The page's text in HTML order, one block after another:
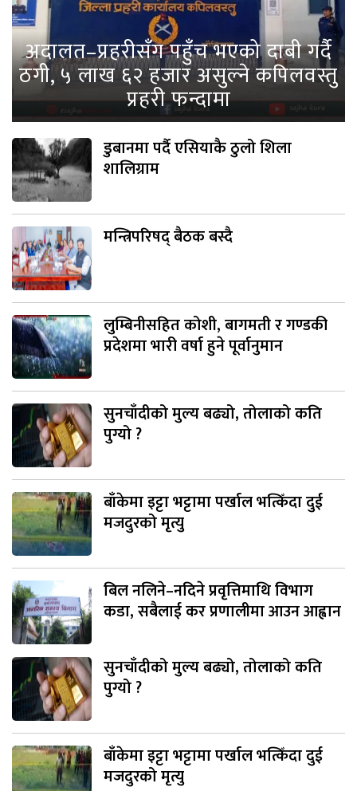
अदालत–प्रहरीसँग पहुँच भएको दाबी गर्दै
ठगी, ५ लाख ६२ हजार असुल्ने कपिलवस्तु
प्रहरी फन्दामा
डुबानमा पर्दै एसियाकै ठुलो शिला
शालिग्राम
मन्त्रिपरिषद् बैठक बस्दै
लुम्बिनीसहित कोशी, बागमती र गण्डकी
प्रदेशमा भारी वर्षा हुने पूर्वानुमान
सुनचाँदीको मुल्य बढ्यो, तोलाको कति
पुग्यो ?
बाँकेमा इट्टा भट्टामा पर्खाल भत्किँदा दुई
मजदुरको मृत्यु
बिल नलिने–नदिने प्रवृत्तिमाथि विभाग
कडा, सबैलाई कर प्रणालीमा आउन आह्वान
सुनचाँदीको मुल्य बढ्यो, तोलाको कति
पुग्यो ?
बाँकेमा इट्टा भट्टामा पर्खाल भत्किँदा दुई
मजदुरको मृत्यु